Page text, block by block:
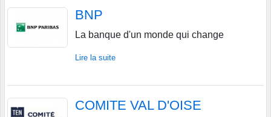
BNP
La banque d'un monde qui change
Lire la suite
COMITE VAL D'OISE